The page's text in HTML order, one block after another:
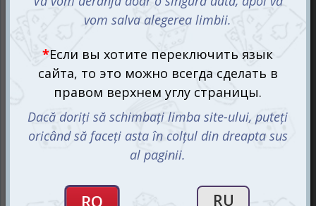
Самое главное, чтобы до вашего приезда никто на
месте происшествия не шастал, чтобы не затоптать
имеющиеся следы и не наставить новых, которые
будут только сбивать следствие. Поэтому поспешите
взять выданные вам карты в руки и начать изучать
улики. Придерживайтесь тайны следствия и раньше,
чем решите, что одна из карт в вашей руке с
имеющейся информацией явно касается пропажи
мужчины, не оглашайте её сведения. У вас ещё будет
время на коллективное принятие решение.